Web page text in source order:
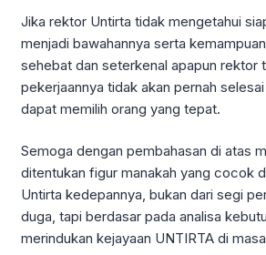
Jika rektor Untirta tidak mengetahui
menjadi bawahannya serta
sehebat dan seterkenal apapun rektor
pekerjaannya tidak akan pernah
dapat memilih orang yang tepat.
Semoga dengan pembahasan di atas
ditentukan figur manakah yang cocok
Untirta kedepannya, bukan dari segi
duga, tapi berdasar pada analisa
merindukan kejayaan UNTIRTA di